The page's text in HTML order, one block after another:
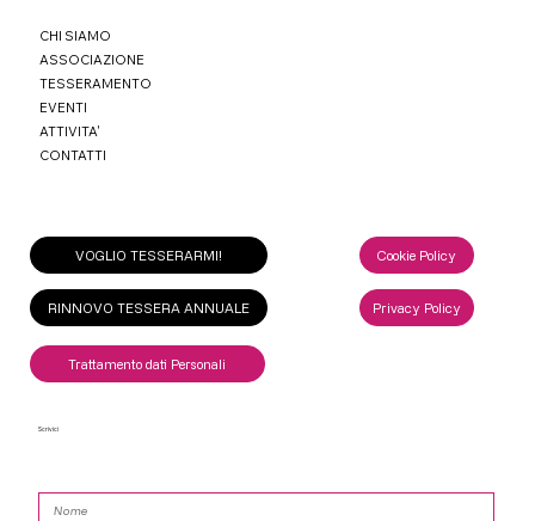
CHI SIAMO
ASSOCIAZIONE
TESSERAMENTO
EVENTI
ATTIVITA'
CONTATTI
Trattamento dati Personali
RINNOVO TESSERA ANNUALE Privacy Policy
VOGLIO TESSERARMI! Cookie Policy
Scrivici